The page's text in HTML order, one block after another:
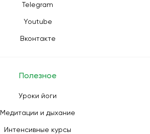
Telegram
Youtube
Вконтакте
Полезное
Уроки йоги
Медитации и дыхание
Интенсивные курсы